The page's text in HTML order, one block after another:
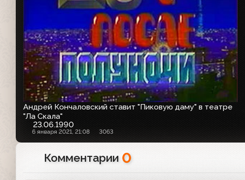
Андрей Кончаловский ставит "Пиковую даму" в театре
"Ла Скала"
23.06.1990
6 января 2021, 21:08 3063
Комментарии 0